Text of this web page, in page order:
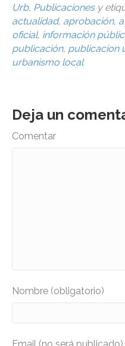
Urb, Publicacionesy
actualidad, aprobación,
oficial, información
publicación, publicacion
urbanismo local
Deja un
Comentar
Nombre (obligatorio)